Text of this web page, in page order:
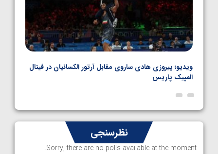
ویدیو؛ پیروزی هادی ساروی مقابل آرتور الکسانیان در فینال
المپیک پاریس
نظرسنجی
Sorry, there are no polls available at the moment.